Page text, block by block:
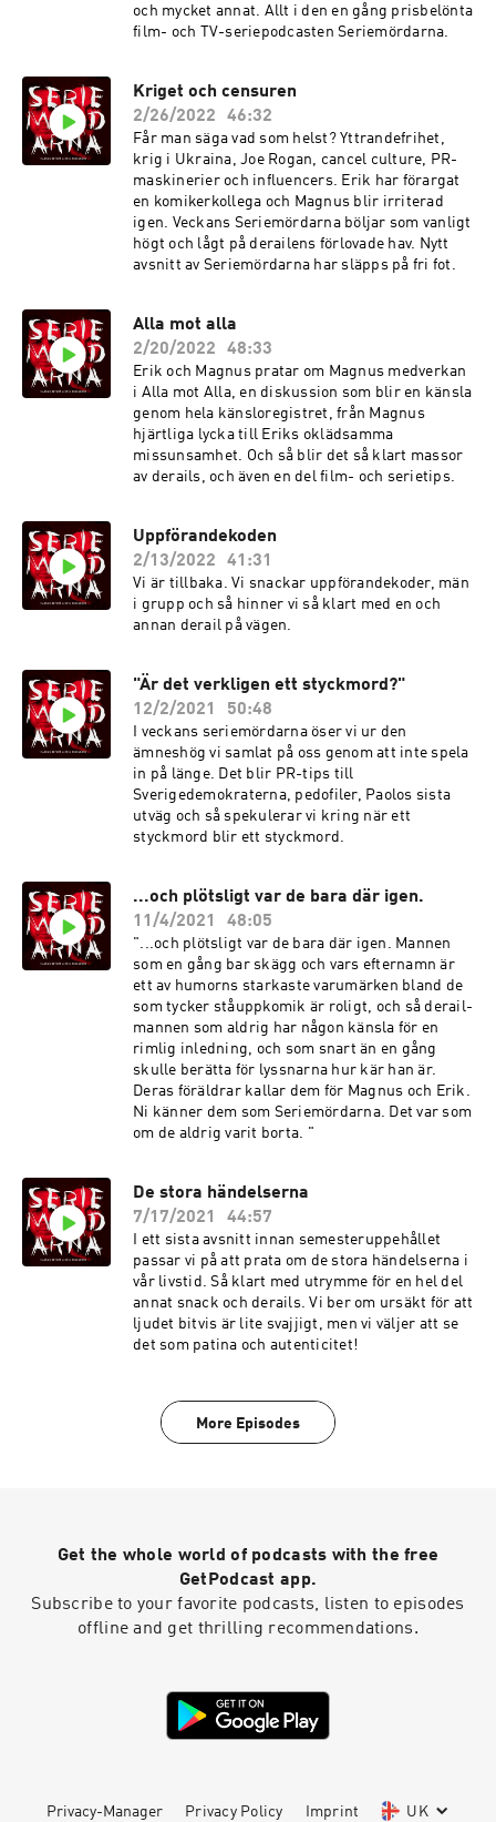
och mycket annat. Allt i den en gång prisbelönta
film- och TV-seriepodcasten Seriemördarna.
Kriget och censuren
2/26/2022
46:32
Får man säga vad som helst? Yttrandefrihet,
krig i Ukraina, Joe Rogan, cancel culture, PR-
maskinerier och influencers. Erik har förargat
en komikerkollega och Magnus blir irriterad
igen. Veckans Seriemördarna böljar som vanligt
högt och lågt på derailens förlovade hav. Nytt
avsnitt av Seriemördarna har släpps på fri fot.
Alla mot alla
2/20/2022
48:33
Erik och Magnus pratar om Magnus medverkan
i Alla mot Alla, en diskussion som blir en känsla
genom hela känsloregistret, från Magnus
hjärtliga lycka till Eriks oklädsamma
missunsamhet. Och så blir det så klart massor
av derails, och även en del film- och serietips.
Uppförandekoden
2/13/2022
41:31
Vi är tillbaka. Vi snackar uppförandekoder, män
i grupp och så hinner vi så klart med en och
annan derail på vägen.
"Är det verkligen ett styckmord?"
12/2/2021
50:48
I veckans seriemördarna öser vi ur den
ämneshög vi samlat på oss genom att inte spela
in på länge. Det blir PR-tips till
Sverigedemokraterna, pedofiler, Paolos sista
utväg och så spekulerar vi kring när ett
styckmord blir ett styckmord.
...och plötsligt var de bara där igen.
11/4/2021
48:05
"...och plötsligt var de bara där igen. Mannen
som en gång bar skägg och vars efternamn är
ett av humorns starkaste varumärken bland de
som tycker ståuppkomik är roligt, och så derail-
mannen som aldrig har någon känsla för en
rimlig inledning, och som snart än en gång
skulle berätta för lyssnarna hur kär han är.
Deras föräldrar kallar dem för Magnus och Erik.
Ni känner dem som Seriemördarna. Det var som
om de aldrig varit borta. "
De stora händelserna
7/17/2021
44:57
I ett sista avsnitt innan semesteruppehållet
passar vi på att prata om de stora händelserna i
vår livstid. Så klart med utrymme för en hel del
annat snack och derails. Vi ber om ursäkt för att
ljudet bitvis är lite svajjigt, men vi väljer att se
det som patina och autenticitet!
More Episodes
Get the whole world of podcasts with the free
GetPodcast app.
Subscribe to your favorite podcasts, listen to episodes
offline and get thrilling recommendations.
Privacy-Manager Privacy Policy Imprint UK